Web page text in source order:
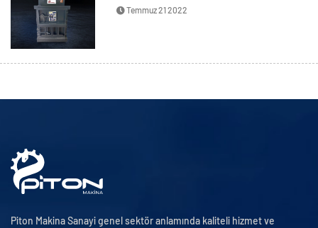
Temmuz 21 2022
Piton Makina Sanayi genel sektör anlamında kaliteli hizmet ve